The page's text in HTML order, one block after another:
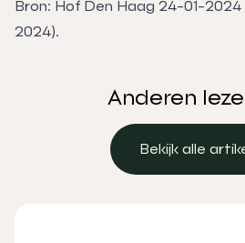
Bron: Hof Den Haag 24-01-2024
2024).
Anderen
Bekijk alle